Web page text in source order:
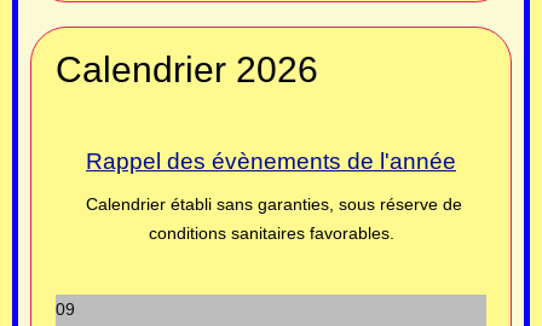
Calendrier 2026
Rappel des évènements de l'année
Calendrier établi sans garanties, sous réserve de
conditions sanitaires favorables.
09